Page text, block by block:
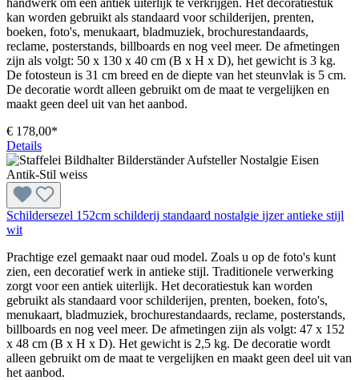
kan worden gebruikt als standaard voor schilderijen, prenten,
boeken, foto's, menukaart, bladmuziek, brochurestandaards,
reclame, posterstands, billboards en nog veel meer. De afmetingen
zijn als volgt: 50 x 130 x 40 cm (B x H x D), het gewicht is 3 kg.
De fotosteun is 31 cm breed en de diepte van het steunvlak is 5 cm.
De decoratie wordt alleen gebruikt om de maat te vergelijken en
maakt geen deel uit van het aanbod.
€ 178,00*
Details
Schildersezel 152cm schilderij standaard nostalgie ijzer antieke stijl
wit
Prachtige ezel gemaakt naar oud model. Zoals u op de foto's kunt
zien, een decoratief werk in antieke stijl. Traditionele verwerking
zorgt voor een antiek uiterlijk. Het decoratiestuk kan worden
gebruikt als standaard voor schilderijen, prenten, boeken, foto's,
menukaart, bladmuziek, brochurestandaards, reclame, posterstands,
billboards en nog veel meer. De afmetingen zijn als volgt: 47 x 152
x 48 cm (B x H x D). Het gewicht is 2,5 kg. De decoratie wordt
alleen gebruikt om de maat te vergelijken en maakt geen deel uit van
het aanbod.